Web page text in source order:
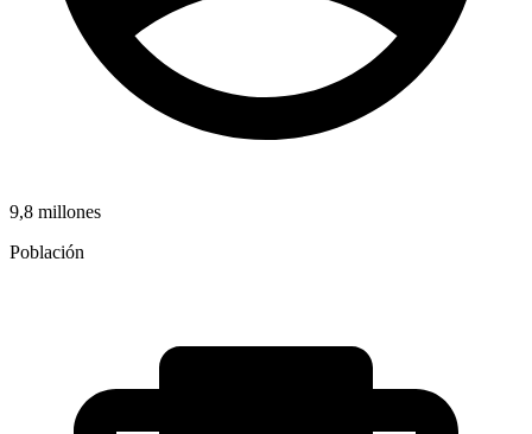
9,8 millones
Población